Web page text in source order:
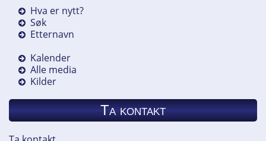
Hva er nytt?
Søk
Etternavn
Kalender
Alle media
Kilder
Ta kontakt